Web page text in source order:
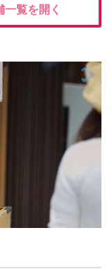
覧を開く